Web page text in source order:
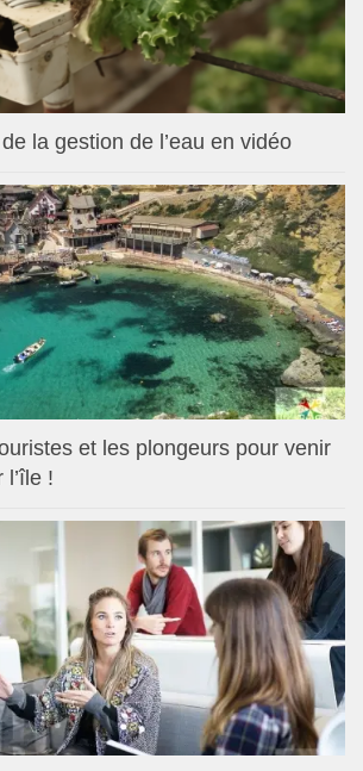
la gestion de l’eau en vidéo
et les plongeurs pour venir
!